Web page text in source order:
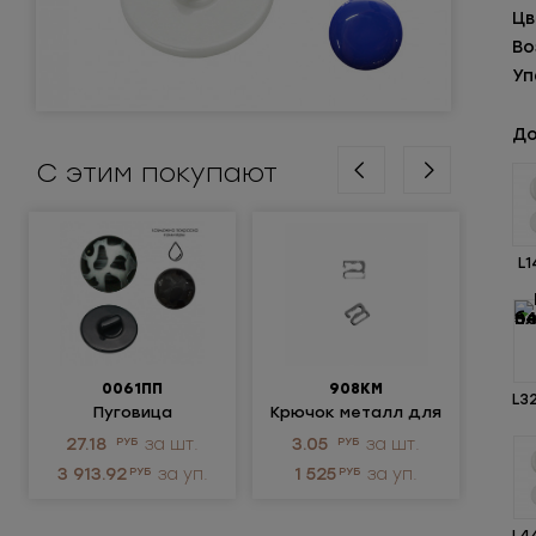
С этим покупают
0061ПП
Пуговица
пластиковая
27.18 РУБ за шт.
3 913.92 РУБ за уп.
908КМ
Крючок металл для
нижнего белья
3.05 РУБ за шт.
1 525 РУБ за уп.